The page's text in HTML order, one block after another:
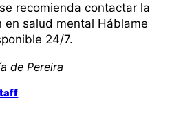
recomienda contactar la
en salud mental Háblame
24/7.
de Pereira